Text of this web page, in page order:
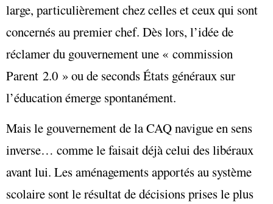
large, particulièrement chez celles et ceux qui sont
concernés au premier chef. Dès lors, l’idée de
réclamer du gouvernement une « commission
Parent 2.0 » ou de seconds États généraux sur
l’éducation émerge spontanément.
Mais le gouvernement de la CAQ navigue en sens
inverse… comme le faisait déjà celui des libéraux
avant lui. Les aménagements apportés au système
scolaire sont le résultat de décisions prises le plus